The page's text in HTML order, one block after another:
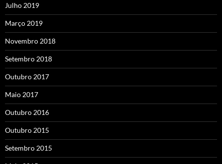
Julho 2019
Março 2019
Novembro 2018
Setembro 2018
Outubro 2017
Maio 2017
Outubro 2016
Outubro 2015
Setembro 2015